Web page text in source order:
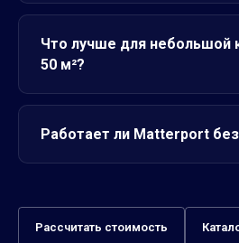
Что лучше для небольшой
50 м²?
Работает ли Matterport
Рассчитать стоимость